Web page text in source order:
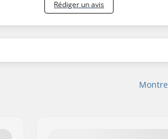
Rédiger un avis